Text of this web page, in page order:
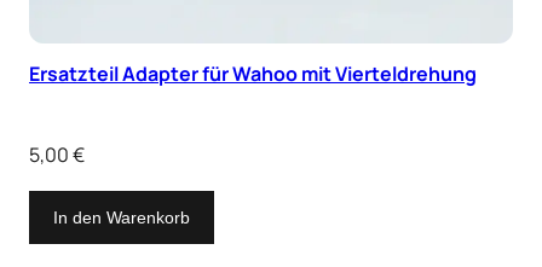
Ersatzteil Adapter für Wahoo mit Vierteldrehung
5,00€
In den Warenkorb